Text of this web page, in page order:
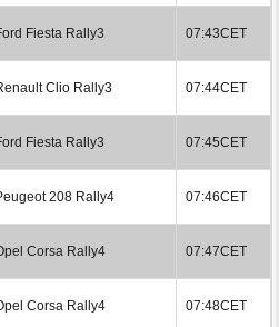
Fiesta Rally3 07:43CET
Clio Rally3 07:44CET
Fiesta Rally3 07:45CET
208 Rally4 07:46CET
Corsa Rally4 07:47CET
Corsa Rally4 07:48CET